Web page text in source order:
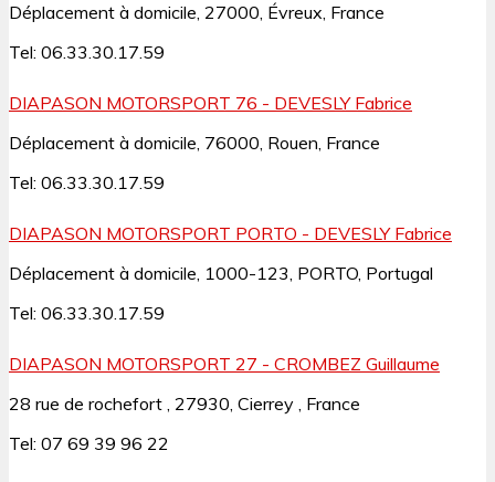
Déplacement à domicile, 27000, Évreux, France
Tel: 06.33.30.17.59
DIAPASON MOTORSPORT 76 - DEVESLY Fabrice
Déplacement à domicile, 76000, Rouen, France
Tel: 06.33.30.17.59
DIAPASON MOTORSPORT PORTO - DEVESLY Fabrice
Déplacement à domicile, 1000-123, PORTO, Portugal
Tel: 06.33.30.17.59
DIAPASON MOTORSPORT 27 - CROMBEZ Guillaume
28 rue de rochefort , 27930, Cierrey , France
Tel: 07 69 39 96 22